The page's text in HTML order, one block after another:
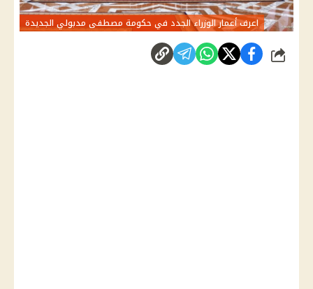
اعرف أعمار الوزراء الجدد في حكومة مصطفى مدبولي الجديدة
شارك